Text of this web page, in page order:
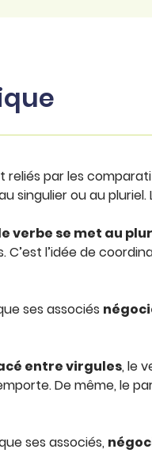
par les
singulier ou au
verbe se met au
C’est l’idée de
ses associés
entre virgules, le
De même, le
ses associés,